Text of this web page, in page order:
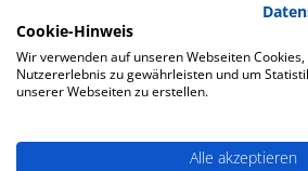
Datenschutz
Datenschutz Social Media
Cookie-Hinweis
Wir verwenden auf unseren Webseiten
Nutzererlebnis zu gewährleisten und um
unserer Webseiten zu erstellen.
Alle akzeptieren